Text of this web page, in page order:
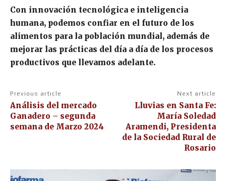
Con innovación tecnológica e inteligencia
humana, podemos confiar en el futuro de los
alimentos para la población mundial, además de
mejorar las prácticas del día a día de los procesos
productivos que llevamos adelante.
Previous article
Análisis del mercado
Ganadero – segunda
semana de Marzo 2024
Next article
Lluvias en Santa Fe:
María Soledad
Aramendi, Presidenta
de la Sociedad Rural de
Rosario